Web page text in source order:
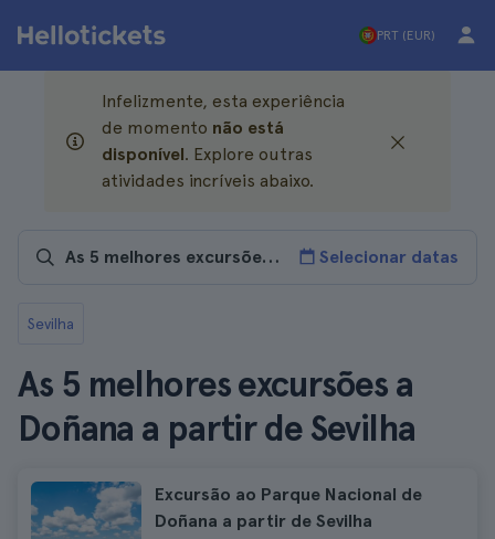
PRT (EUR)
Infelizmente, esta experiência
de momento não está
disponível. Explore outras
atividades incríveis abaixo.
Selecionar datas
Sevilha
As 5 melhores excursões a
Doñana a partir de Sevilha
Excursão ao Parque Nacional de
Doñana a partir de Sevilha